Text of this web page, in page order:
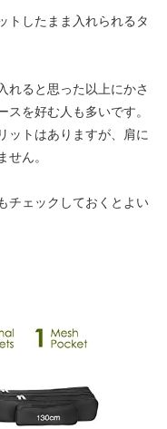
トしたまま入れられるタ
れると思った以上にかさ
を好む人も多いです。
ットはありますが、肩に
ん。
チェックしておくとよい